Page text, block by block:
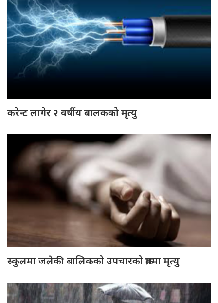
करेन्ट लागेर २ वर्षीय बालकको मृत्यु
स्कुलमा जलेकी बालिकको उपचारको क्रममा मृत्यु